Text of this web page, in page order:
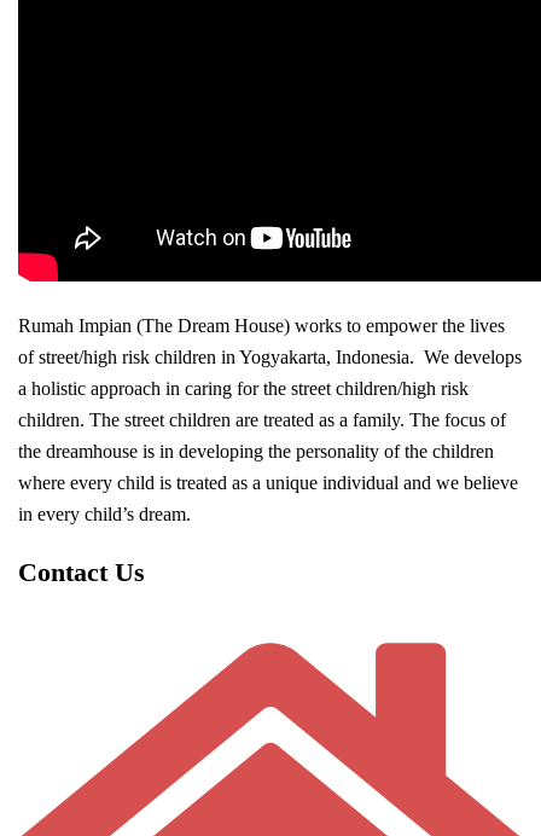
Rumah Impian (The Dream House) works to empower the lives
of street/high risk children in Yogyakarta, Indonesia. We develops
a holistic approach in caring for the street children/high risk
children. The street children are treated as a family. The focus of
the dreamhouse is in developing the personality of the children
where every child is treated as a unique individual and we believe
in every child’s dream.
Contact Us